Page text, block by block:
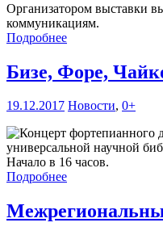
Организатором выставки
коммуникациям.
Подробнее
Бизе, Форе,
19.12.2017 Новости, 0+
универсальной научной
Начало в 16 часов.
Подробнее